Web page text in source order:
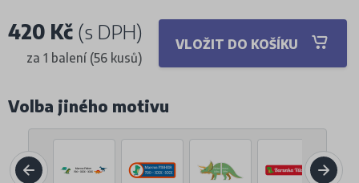
420 Kč (s DPH)
za 1 balení (56 kusů)
VLOŽIT DO KOŠÍKU
Volba jiného motivu